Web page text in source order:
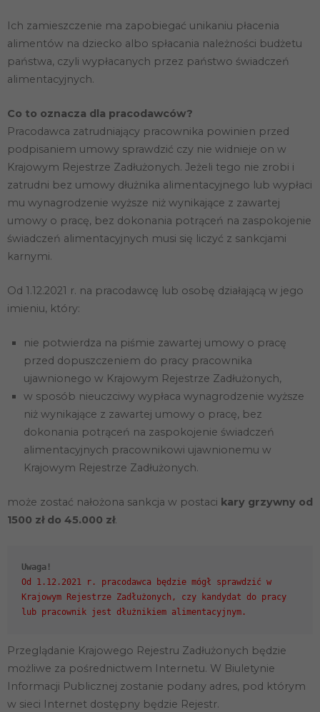
Ich zamieszczenie ma zapobiegać unikaniu płacenia
alimentów na dziecko albo spłacania należności budżetu
państwa, czyli wypłacanych przez państwo świadczeń
alimentacyjnych.
Co to oznacza dla pracodawców?
Pracodawca zatrudniający pracownika powinien przed
podpisaniem umowy sprawdzić czy nie widnieje on w
Krajowym Rejestrze Zadłużonych. Jeżeli tego nie zrobi i
zatrudni bez umowy dłużnika alimentacyjnego lub wypłaci
mu wynagrodzenie wyższe niż wynikające z zawartej
umowy o pracę, bez dokonania potrąceń na zaspokojenie
świadczeń alimentacyjnych musi się liczyć z sankcjami
karnymi.
Od 1.12.2021 r. na pracodawcę lub osobę działającą w jego
imieniu, który:
nie potwierdza na piśmie zawartej umowy o pracę
przed dopuszczeniem do pracy pracownika
ujawnionego w Krajowym Rejestrze Zadłużonych,
w sposób nieuczciwy wypłaca wynagrodzenie wyższe
niż wynikające z zawartej umowy o pracę, bez
dokonania potrąceń na zaspokojenie świadczeń
alimentacyjnych pracownikowi ujawnionemu w
Krajowym Rejestrze Zadłużonych.
może zostać nałożona sankcja w postaci kary grzywny od
1500 zł do 45.000 zł.
Uwaga!
Od 1.12.2021 r. pracodawca będzie mógł sprawdzić w
Krajowym Rejestrze Zadłużonych, czy kandydat do pracy
Przeglądanie Krajowego Rejestru Zadłużonych będzie
możliwe za pośrednictwem Internetu. W Biuletynie
Informacji Publicznej zostanie podany adres, pod którym
w sieci Internet dostępny będzie Rejestr.